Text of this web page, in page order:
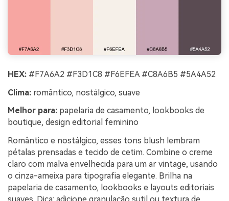
HEX: #F7A6A2 #F3D1C8 #F6EFEA #C8A6B5 #5A4A52
Clima: romântico, nostálgico, suave
Melhor para: papelaria de casamento, lookbooks de
boutique, design editorial feminino
Romântico e nostálgico, esses tons blush lembram
pétalas prensadas e tecido de cetim. Combine o creme
claro com malva envelhecida para um ar vintage, usando
o cinza-ameixa para tipografia elegante. Brilha na
papelaria de casamento, lookbooks e layouts editoriais